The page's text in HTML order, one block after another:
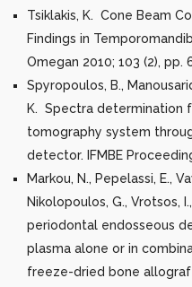
Tsiklakis, K. Cone Beam
Findings in
Omegan 2010; 103 (2), pp.
Spyropoulos, B.,
K. Spectra determination
tomography system
detector. IFMBE
Markou, N., Pepelassi, E.,
Nikolopoulos, G., Vrotsos,
periodontal endosseous
plasma alone or in
freeze-dried bone